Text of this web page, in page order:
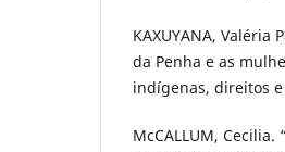
KAXUYANA, Valéria
da Penha e as
indígenas, direitos e
McCALLUM,